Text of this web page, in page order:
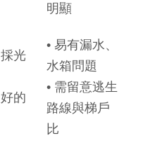
明顯
光
的
• 易有漏水、
水箱問題
• 需留意逃生
路線與梯戶
比